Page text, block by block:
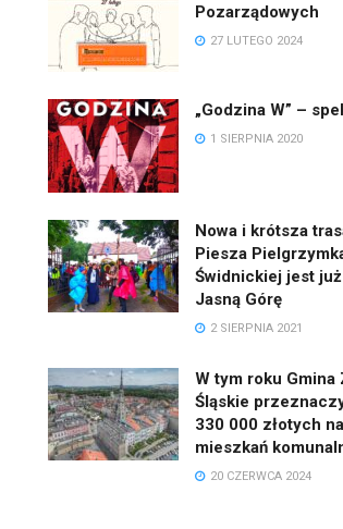
Pozarządowych
27 LUTEGO 2024
„Godzina W” –
1 SIERPNIA 2020
Nowa i krótsza
Piesza
Świdnickiej jest
Jasną Górę
2 SIERPNIA 2021
W tym roku Gmina
Śląskie
330 000 złotych
mieszkań
20 CZERWCA 2024